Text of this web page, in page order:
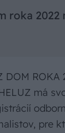
roka 2022
DOM ROKA
má
pre